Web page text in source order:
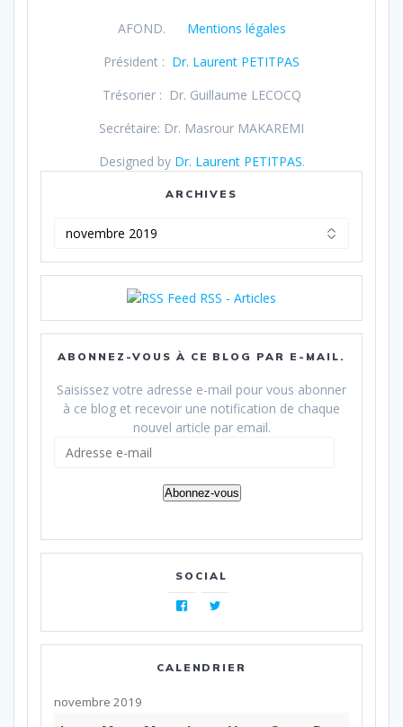
AFOND. Mentions légales
Président : Dr. Laurent PETITPAS
Trésorier : Dr. Guillaume LECOCQ
Secrétaire: Dr. Masrour MAKAREMI
Designed by Dr. Laurent PETITPAS.
ARCHIVES
RSS - Articles
ABONNEZ-VOUS À CE BLOG PAR E-MAIL.
Saisissez votre adresse e-mail pour vous abonner
à ce blog et recevoir une notification de chaque
nouvel article par email.
mail
Abonnez-vous
SOCIAL
Facebook
CALENDRIER
novembre 2019